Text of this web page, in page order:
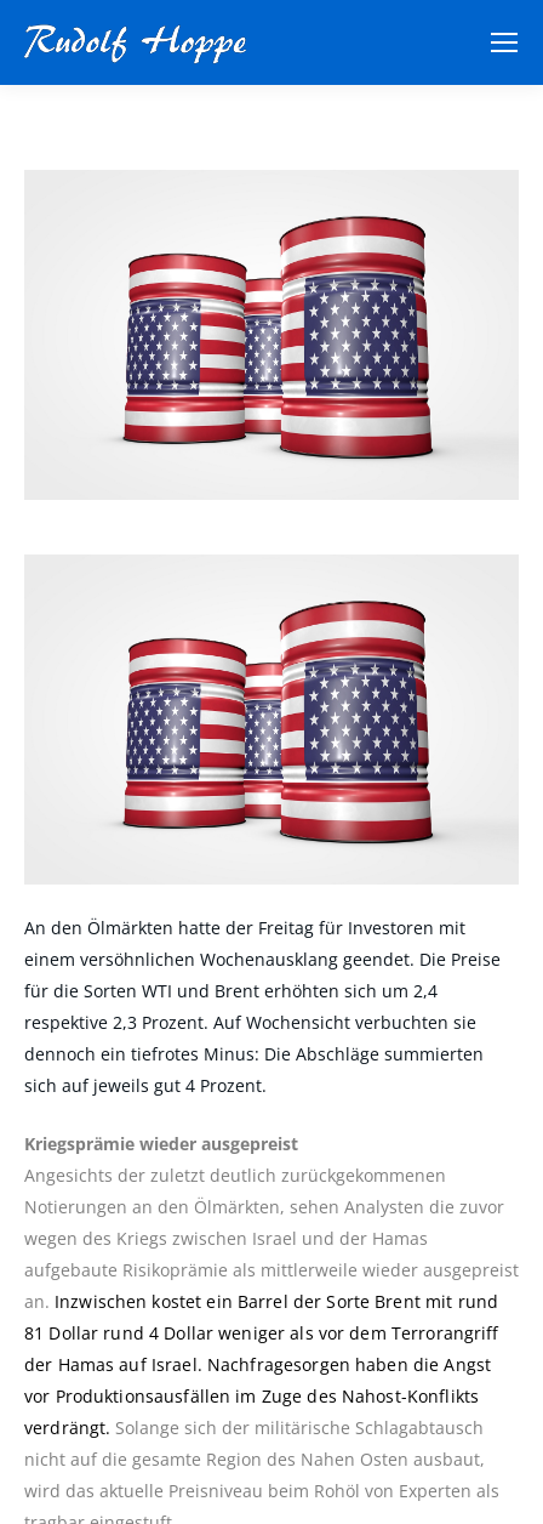
An den Ölmärkten hatte der Freitag für Investoren mit
einem versöhnlichen Wochenausklang geendet. Die Preise
für die Sorten WTI und Brent erhöhten sich um 2,4
respektive 2,3 Prozent. Auf Wochensicht verbuchten sie
dennoch ein tiefrotes Minus: Die Abschläge summierten
sich auf jeweils gut 4 Prozent.
Kriegsprämie wieder ausgepreist
Angesichts der zuletzt deutlich zurückgekommenen
Notierungen an den Ölmärkten, sehen Analysten die zuvor
wegen des Kriegs zwischen Israel und der Hamas
aufgebaute Risikoprämie als mittlerweile wieder ausgepreist
an. Inzwischen kostet ein Barrel der Sorte Brent mit rund
81 Dollar rund 4 Dollar weniger als vor dem Terrorangriff
der Hamas auf Israel. Nachfragesorgen haben die Angst
vor Produktionsausfällen im Zuge des Nahost-Konflikts
verdrängt. Solange sich der militärische Schlagabtausch
nicht auf die gesamte Region des Nahen Osten ausbaut,
wird das aktuelle Preisniveau beim Rohöl von Experten als